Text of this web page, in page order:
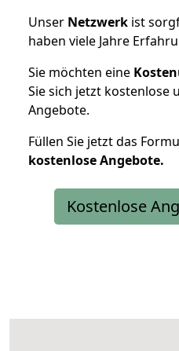
Unser Netzwerk ist
haben viele Jahre
Sie möchten eine
Sie sich jetzt kostenlose
Angebote.
Füllen Sie jetzt das
kostenloseAngebote.
Kostenlose